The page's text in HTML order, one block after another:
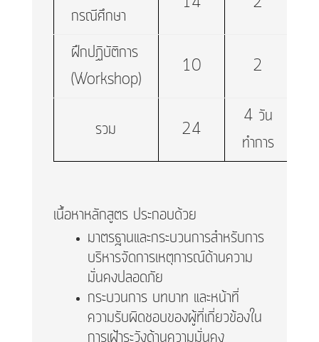
กรณีศึกษา
ฝึกปฏิบัติการ
(Workshop)
10 2
รวม 24
4 วัน
ทำการ
เนื้อหาหลักสูตร ประกอบด้วย
มาตรฐานและกระบวนการสำหรับการ
บริหารจัดการเหตุการณ์ด้านความ
มั่นคงปลอดภัย
กระบวนการ บทบาท และหน้าที่
ความรับผิดชอบของผู้ที่เกี่ยวข้องใน